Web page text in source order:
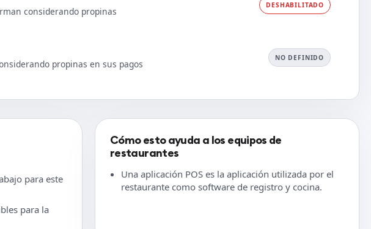
considerando propinas
DESHABILITADO
propinas en sus pagos
NO DEFINIDO
para este
para la
Cómo esto ayuda a los equipos de
restaurantes
Una aplicación POS es la aplicación utilizada por el
restaurante como software de registro y cocina.